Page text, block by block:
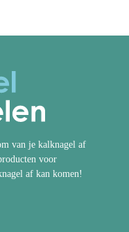
van je kalknagel af
voor
af kan komen!